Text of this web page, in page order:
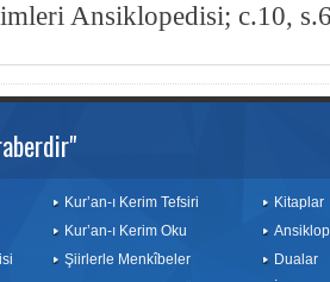
Ansiklopedisi; c.10,
Kur’an-ı Kerim Tefsiri
Kur’an-ı Kerim Oku
Şiirlerle Menkîbeler
Kitaplar
Dualar